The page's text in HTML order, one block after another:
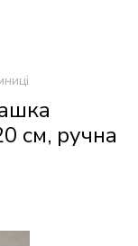
см, ручна